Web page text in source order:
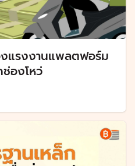
แรงงานแพลตฟอร์ม
องโหว่